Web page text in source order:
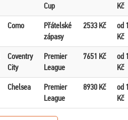
Cup
Kč
Como
Přátelské
zápasy
2533 Kč
od
Kč
Coventry
City
Premier
League
7651 Kč
od
Kč
Chelsea
Premier
League
8930 Kč
od
Kč